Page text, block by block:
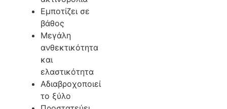
Εμποτίζει σε
βάθος
Μεγάλη
ανθεκτικότητα
και
ελαστικότητα
Αδιαβροχοποιεί
το ξύλο